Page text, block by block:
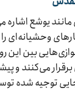
یوشع اشاره
وحشیانه‌ای
بین
می‌کنند و
توجیه شده